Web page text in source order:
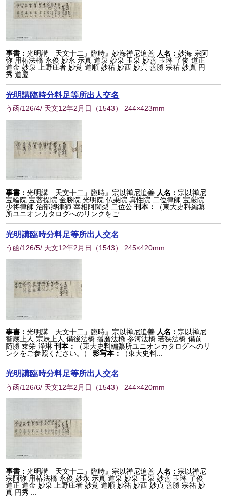
事書：光明講 天文十二」臨時』妙海禅尼追善 人名：妙海 宗阿
弥 用椿法橋 永俊 妙永 示真 道泉 妙泉 玉泉 妙善 玉琳 了俊 道正
道金 妙泉 上野庄者 妙覚 道順 妙祐 妙西 妙貞 善勝 宗祐 妙真 円
秀 道慶...
光明講臨時分料足等所出人交名
う函/126/4/ 天文12年2月日 （1543） 244×423mm
事書：光明講 天文十二」臨時』宗以禅尼追善 人名： 宗以禅尼
宝輪院 宝菩提院 金勝院 光明院 仏乗院 真性院 二位律師 宝厳院
少将律師 治部卿律師 宰相阿闍梨 二位公 刊本：
（東大史料編纂
所ユニオンカタログへのリンクをご...
光明講臨時分料足等所出人交名
う函/126/5/ 天文12年2月日 （1543） 245×420mm
事書：光明講 天文十二」臨時』宗以禅尼追善 人名： 宗以禅尼
智蔵上人 宗辰上人 備後法橋 播磨法橋 参河法橋 若狭法橋 備前
随勝 乗栄 浄琳 刊本：
（東大史料編纂所ユニオンカタログへのリ
ンクをご参照ください。）
影写本： （東大史料...
光明講臨時分料足等所出人交名
う函/126/6/ 天文12年2月日 （1543） 244×420mm
事書：光明講 天文十二」臨時』宗以禅尼追善 人名： 宗以禅尼
宗阿弥 用椿法橋 永俊 妙永 示真 道泉 妙泉 玉泉 妙善 玉琳 了俊
道正 道金 妙泉 上野庄者 妙覚 道順 妙祐 妙西 妙貞 善勝 宗祐 妙
真 円秀 ...